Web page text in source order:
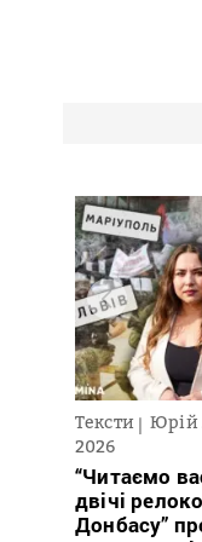
Тексти Юрій
2026
“Читаємо
двічі
Донбасу”